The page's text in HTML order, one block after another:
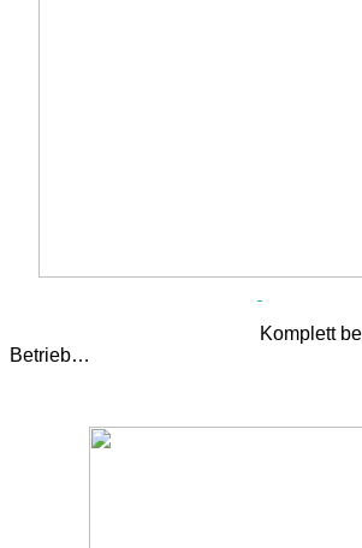
Komplett bestückt
Betrieb…